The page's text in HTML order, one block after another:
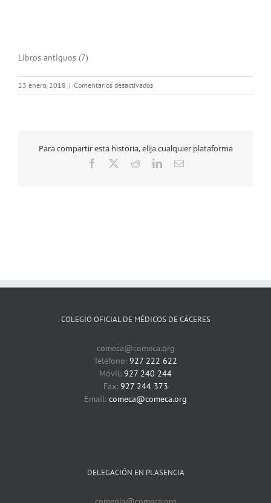
Libros antiguos (7)
23 enero, 2018 | Comentarios desactivadosen
Libros
Para compartir esta historia, elija cualquier plataforma
Facebook RedditLinkedInCorreo
COLEGIO OFICIAL DE MÉDICOS DE CÁCERES
comeca@comeca.org
Teléfono: 927 222 622
Móvil: 927 240 244
Fax: 927 244 373
Email: comeca@comeca.org
DELEGACIÓN EN PLASENCIA